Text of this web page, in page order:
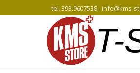
tel. 393.9607538 - info@kms-
T-